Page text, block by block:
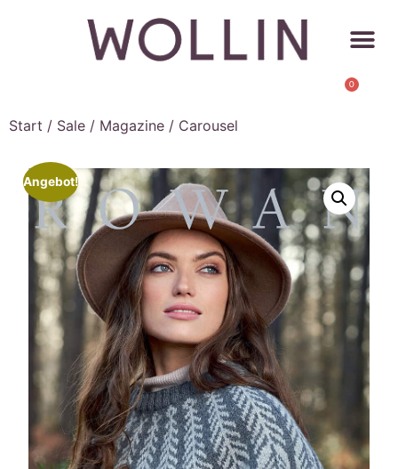
0
Start / Sale / Magazine / Carousel
Angebot!